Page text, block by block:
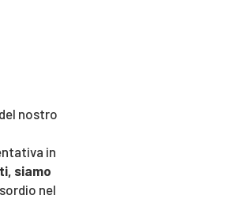
nostro
in
siamo
nel